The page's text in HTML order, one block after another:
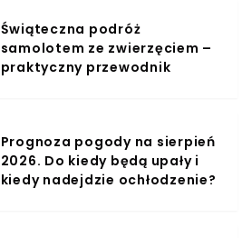
Świąteczna podróż
samolotem ze zwierzęciem –
praktyczny przewodnik
Prognoza pogody na sierpień
2026. Do kiedy będą upały i
kiedy nadejdzie ochłodzenie?